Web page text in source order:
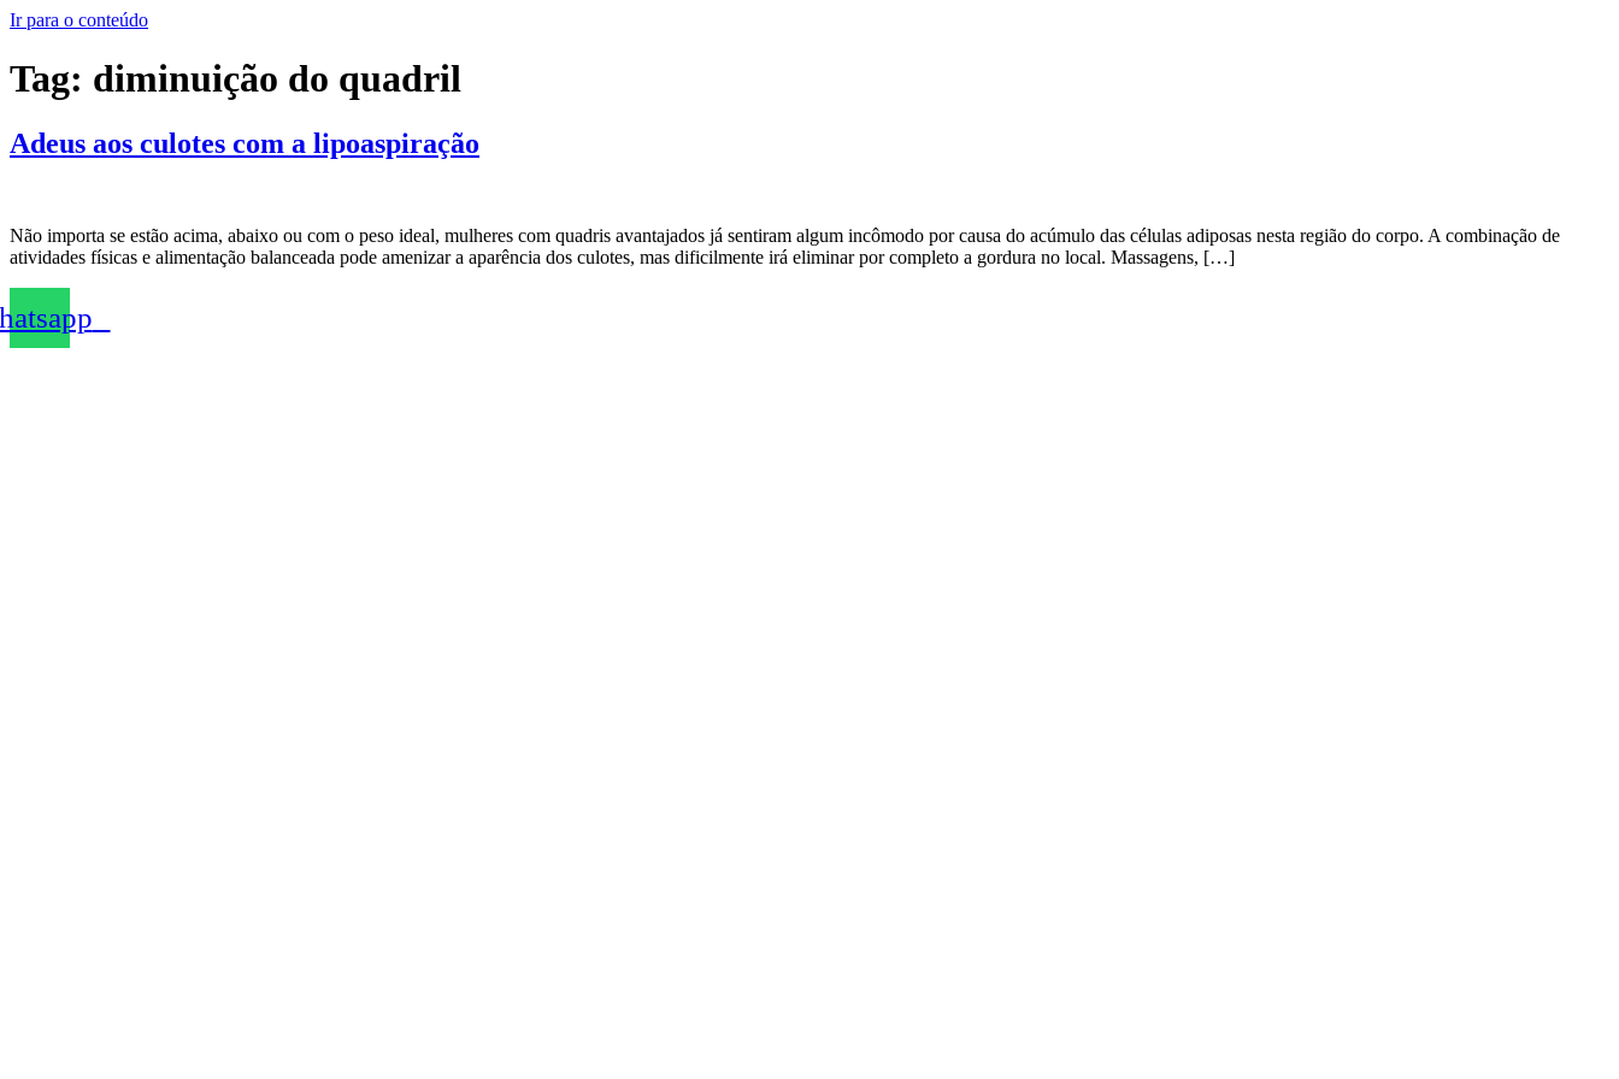
Ir para o conteúdo
Tag: diminuição do quadril
Adeus aos culotes com a lipoaspiração
Não importa se estão acima, abaixo ou com o peso ideal, mulheres com quadris avantajados já sentiram algum incômodo por causa do acúmulo das células adiposas nesta região do corpo. A combinação de
atividades físicas e alimentação balanceada pode amenizar a aparência dos culotes, mas dificilmente irá eliminar por completo a gordura no local. Massagens, […]